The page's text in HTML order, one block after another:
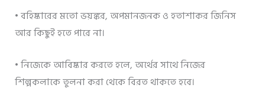
• বহিষ্কারের মতো ভয়ঙ্কর, অপমানজনক ও হতাশাকর জিনিস
আর কিছুই হতে পারে না।
• নিজেকে আবিষ্কার করতে হলে, অর্থের সাথে নিজের
শিল্পকলাকে তুলনা করা থেকে বিরত থাকতে হবে।